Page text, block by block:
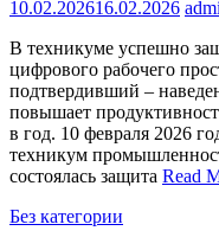
10.02.202616.02.2026
В техникуме успешно
цифрового рабочего
подтвердивший –
повышает
в год. 10 февраля 2026
техникум
состоялась защита Read
Без категории